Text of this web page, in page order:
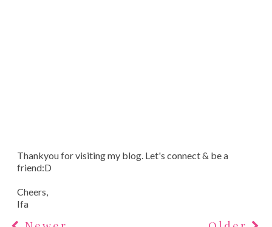
Thankyou for visiting my blog. Let's connect & be a
friend:D
Cheers,
Ifa